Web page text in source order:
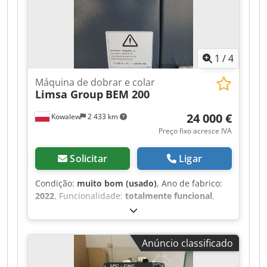
1 /4
Kowalew 2 433 km
Máquina de dobrar e colar
Limsa Group BEM 200
24 000 €
Preço fixo acresce IVA
Solicitar Ligar
Condição: muito bom (usado), Ano de fabrico:
2022, Funcionalidade: totalmente funcional,
Máquina de colagem BEM 200 Dsdpfx Alszr Ixie
Aowa Temos para venda a máquina de colagem
BEM 200. O modelo BEM200 é uma máquina
automática projetada e fabricada para montar
caixas de cartão e selar as suas bases com fita
Anúncio classificado